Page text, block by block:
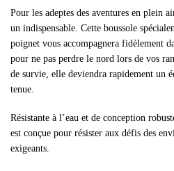
Pour les adeptes des aventures en plein
un indispensable. Cette boussole
poignet vous accompagnera fidèlement
pour ne pas perdre le nord lors de vos
de survie, elle deviendra rapidement un
tenue.
Résistante à l’eau et de conception
est conçue pour résister aux défis des
exigeants.